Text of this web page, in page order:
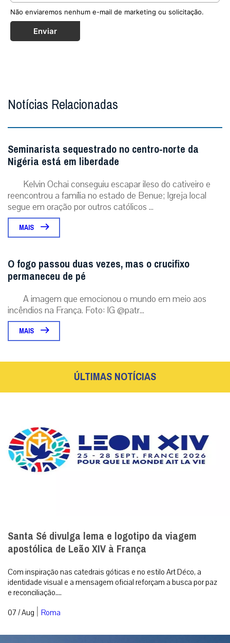
Não enviaremos nenhum e-mail de marketing ou solicitação.
Enviar
Notícias Relacionadas
Seminarista sequestrado no centro-norte da
Nigéria está em liberdade
Kelvin Ochai conseguiu escapar ileso do cativeiro e
reencontrou a família no estado de Benue; Igreja local
segue em oração por outros católicos ...
MAIS
O fogo passou duas vezes, mas o crucifixo
permaneceu de pé
A imagem que emocionou o mundo em meio aos
incêndios na França. Foto: IG @patr...
MAIS
ÚLTIMAS NOTÍCIAS
Santa Sé divulga lema e logotipo da viagem
apostólica de Leão XIV à França
Com inspiração nas catedrais góticas e no estilo Art Déco, a
identidade visual e a mensagem oficial reforçam a busca por paz
e reconciliação....
07 / Aug | Roma